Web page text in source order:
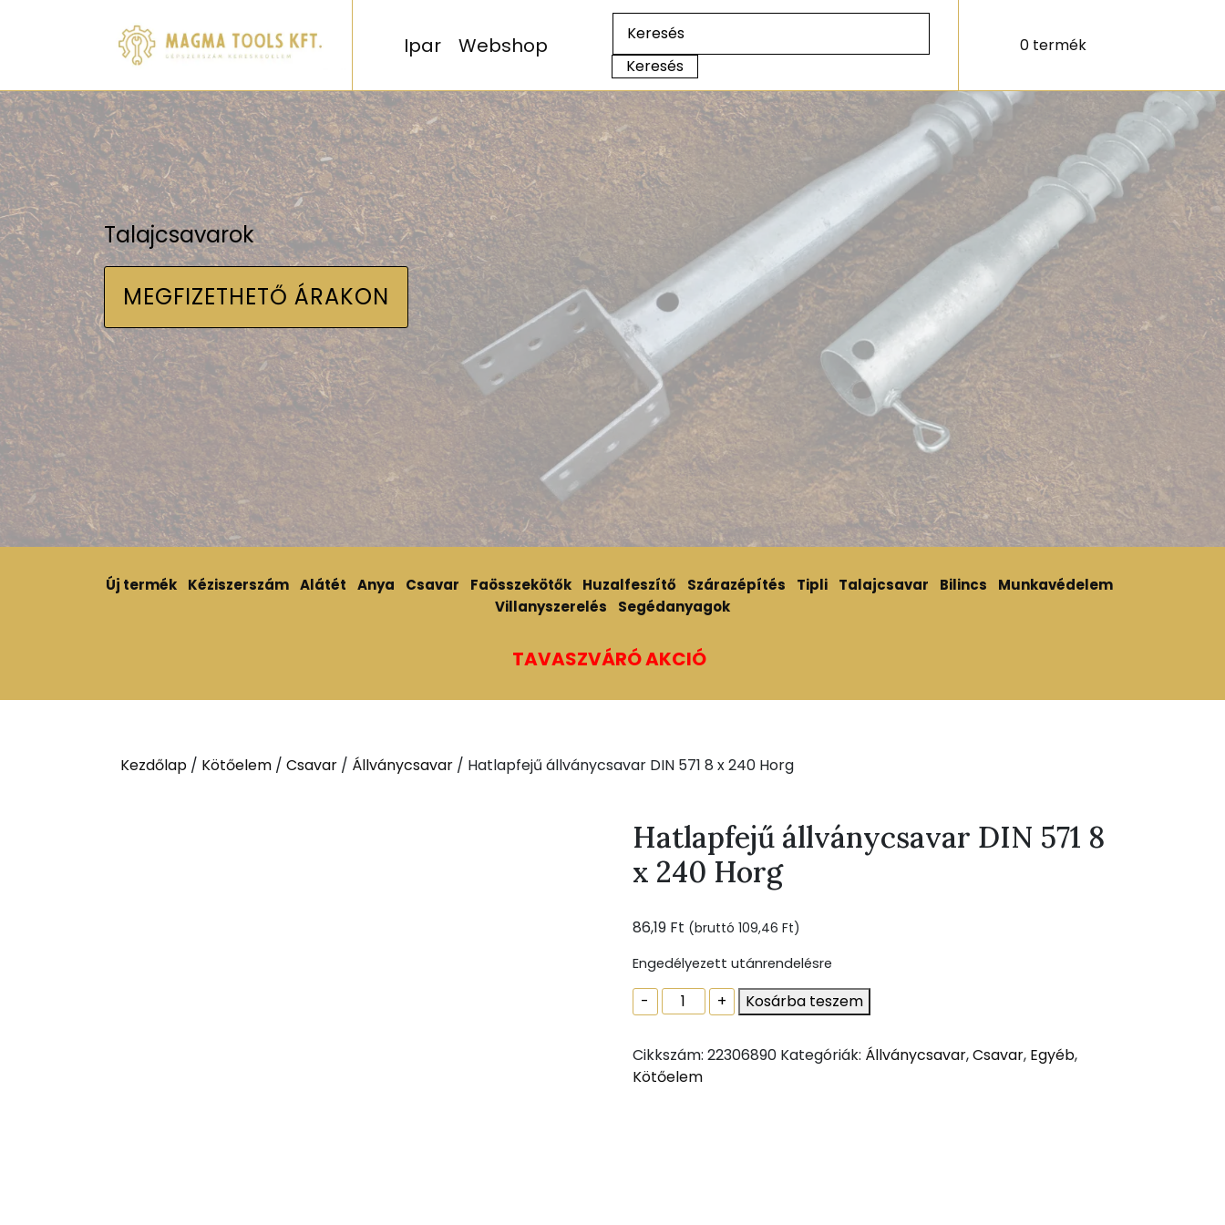
Ipar Webshop 0 termék
Talajcsavarok
MEGFIZETHETŐ ÁRAKON
Új termék Kéziszerszám Alátét Anya Csavar Faösszekötők Huzalfeszítő Szárazépítés Tipli Talajcsavar Bilincs
Munkavédelem
Villanyszerelés
Segédanyagok
TAVASZVÁRÓ AKCIÓ
Kezdőlap / Kötőelem / Csavar / Állványcsavar / Hatlapfejű állványcsavar DIN 571 8 x 240 Horg
Hatlapfejű állványcsavar DIN 571 8
x 240 Horg
86,19 Ft (bruttó 109,46 Ft)
Engedélyezett utánrendelésre
-
Hatlapfejű
állványcsavar
571
8
+ Kosárba teszem
Cikkszám: 22306890 Kategóriák: Állványcsavar,Csavar, Egyéb,
Kötőelem